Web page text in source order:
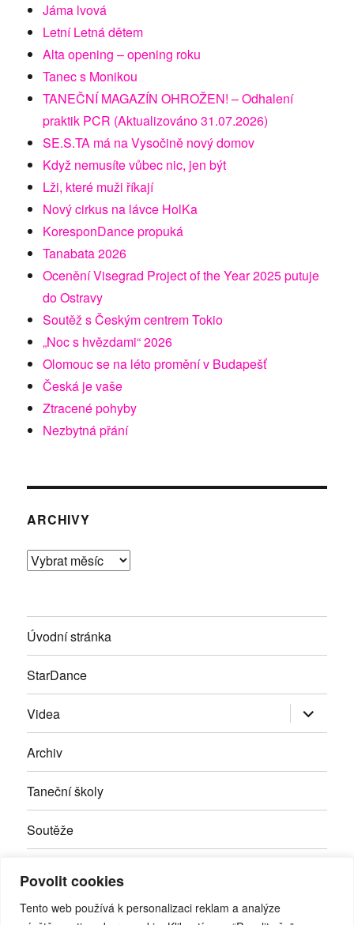
Povolit cookies
Tento web používá k personalizaci reklam a analýze
Jáma lvová
Letní Letná dětem
Alta opening – opening roku
Tanec s Monikou
TANEČNÍ MAGAZÍN OHROŽEN! – Odhalení
praktik PCR (Aktualizováno 31.07.2026)
SE.S.TA má na Vysočině nový domov
Když nemusíte vůbec nic, jen být
Lži, které muži říkají
Nový cirkus na lávce HolKa
KoresponDance propuká
Tanabata 2026
Ocenění Visegrad Project of the Year 2025 putuje
do Ostravy
Soutěž s Českým centrem Tokio
„Noc s hvězdami“ 2026
Olomouc se na léto promění v Budapešť
Česká je vaše
Ztracené pohyby
Nezbytná přání
ARCHIVY
Archivy
Úvodní stránka
StarDance
Videa Zobrazit
položky
Archiv
Taneční školy
Soutěže
Kontakty